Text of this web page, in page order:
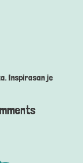
Inspirasan je